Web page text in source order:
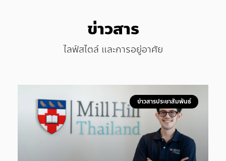
ข่าวสาร
ไลฟ์สไตล์ และการอยู่อาศัย
ข่าวสารประชาสัมพันธ์